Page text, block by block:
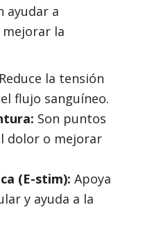
ayudar a
la
Reduce la tensión
flujo sanguíneo.
Son puntos
dolor o mejorar
(E-stim): Apoya
y ayuda a la